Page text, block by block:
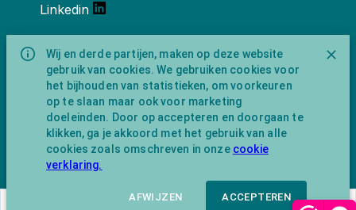
Wij en derde partijen, maken op deze website
gebruik van cookies. We gebruiken cookies voor
het bijhouden van statistieken, om voorkeuren
op te slaan maar ook voor marketing
doeleinden. Door op accepteren en doorgaan te
klikken, ga je akkoord met het gebruik van alle
cookies zoals omschreven in onze cookie
verklaring.
AFWIJZEN ACCEPTEREN
Linkedin
Over ons
Schroef-it is een handelsnaam van
NewFeather B.V. geregisteerd onder KVK
nummer 91702593 met BTW-
identificatienummer NL865743009B01.
Postadres Amsterdamseweg 91 1422 AC
Uithoorn (geen bezoekadres).